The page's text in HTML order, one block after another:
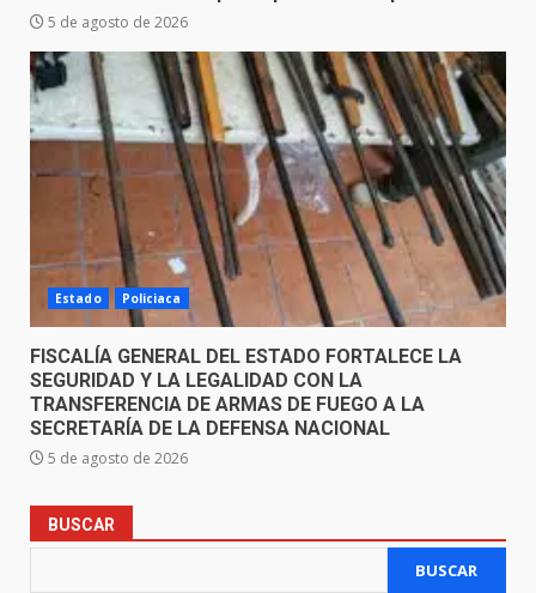
5 de agosto de 2026
Estado Policiaca
FISCALÍA GENERAL DEL ESTADO FORTALECE LA
SEGURIDAD Y LA LEGALIDAD CON LA
TRANSFERENCIA DE ARMAS DE FUEGO A LA
SECRETARÍA DE LA DEFENSA NACIONAL
5 de agosto de 2026
BUSCAR
BUSCAR